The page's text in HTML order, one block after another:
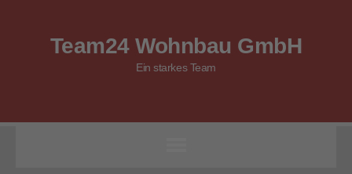
Team24 Wohnbau GmbH
Ein starkes Team